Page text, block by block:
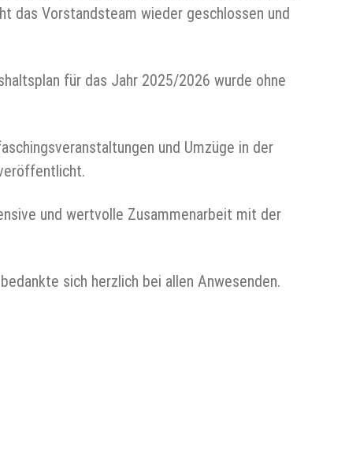
das Vorstandsteam wieder geschlossen und
für das Jahr 2025/2026 wurde ohne
und Umzüge in der
und wertvolle Zusammenarbeit mit der
sich herzlich bei allen Anwesenden.